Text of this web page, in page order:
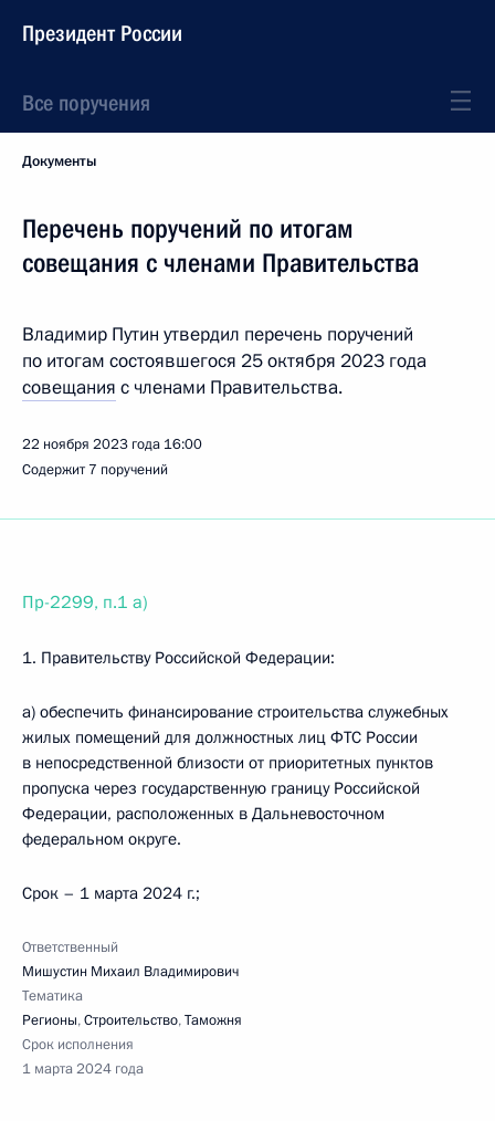
Президент России
Все поручения
Документы
Перечень поручений по итогам
совещания с членами Правительства
Владимир Путин утвердил перечень поручений
по итогам состоявшегося 25 октября 2023 года
совещания с членами Правительства.
22 ноября 2023 года 16:00
Содержит 7 поручений
Пр-2299, п.1 а)
1. Правительству Российской Федерации:
а) обеспечить финансирование строительства служебных
жилых помещений для должностных лиц ФТС России
в непосредственной близости от приоритетных пунктов
пропуска через государственную границу Российской
Федерации, расположенных в Дальневосточном
федеральном округе.
Срок – 1 марта 2024 г.;
Ответственный
Мишустин Михаил Владимирович
Тематика
Регионы,Строительство,Таможня
Срок исполнения
1 марта 2024 года